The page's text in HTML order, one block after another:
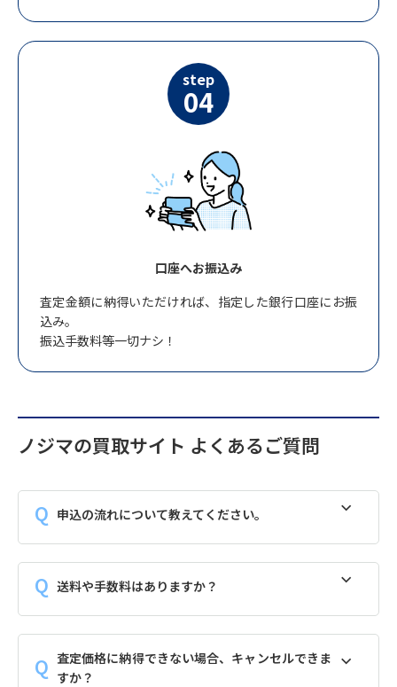
step
04
口座へお振込み
査定金額に納得いただければ、指定した銀行口座にお振
込み。
振込手数料等一切ナシ！
ノジマの買取サイト よくあるご質問
申込の流れについて教えてください。
送料や手数料はありますか？
査定価格に納得できない場合、キャンセルできま
すか？